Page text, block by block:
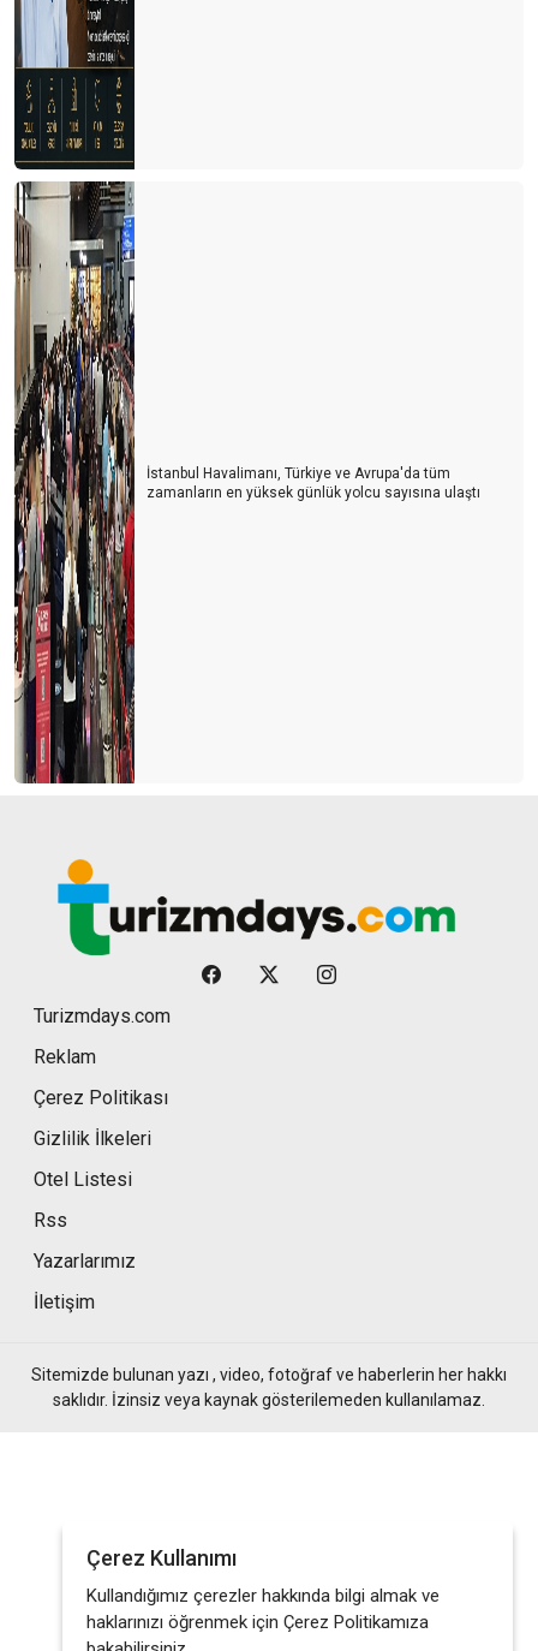
İstanbul Havalimanı, Türkiye ve Avrupa'da tüm
zamanların en yüksek günlük yolcu sayısına ulaştı
Turizmdays.com
Reklam
Çerez Politikası
Gizlilik İlkeleri
Otel Listesi
Rss
Yazarlarımız
İletişim
Sitemizde bulunan yazı , video, fotoğraf ve haberlerin her hakkı
saklıdır. İzinsiz veya kaynak gösterilemeden kullanılamaz.
Çerez Kullanımı
Kullandığımız çerezler hakkında bilgi almak ve
haklarınızı öğrenmek için Çerez Politikamıza